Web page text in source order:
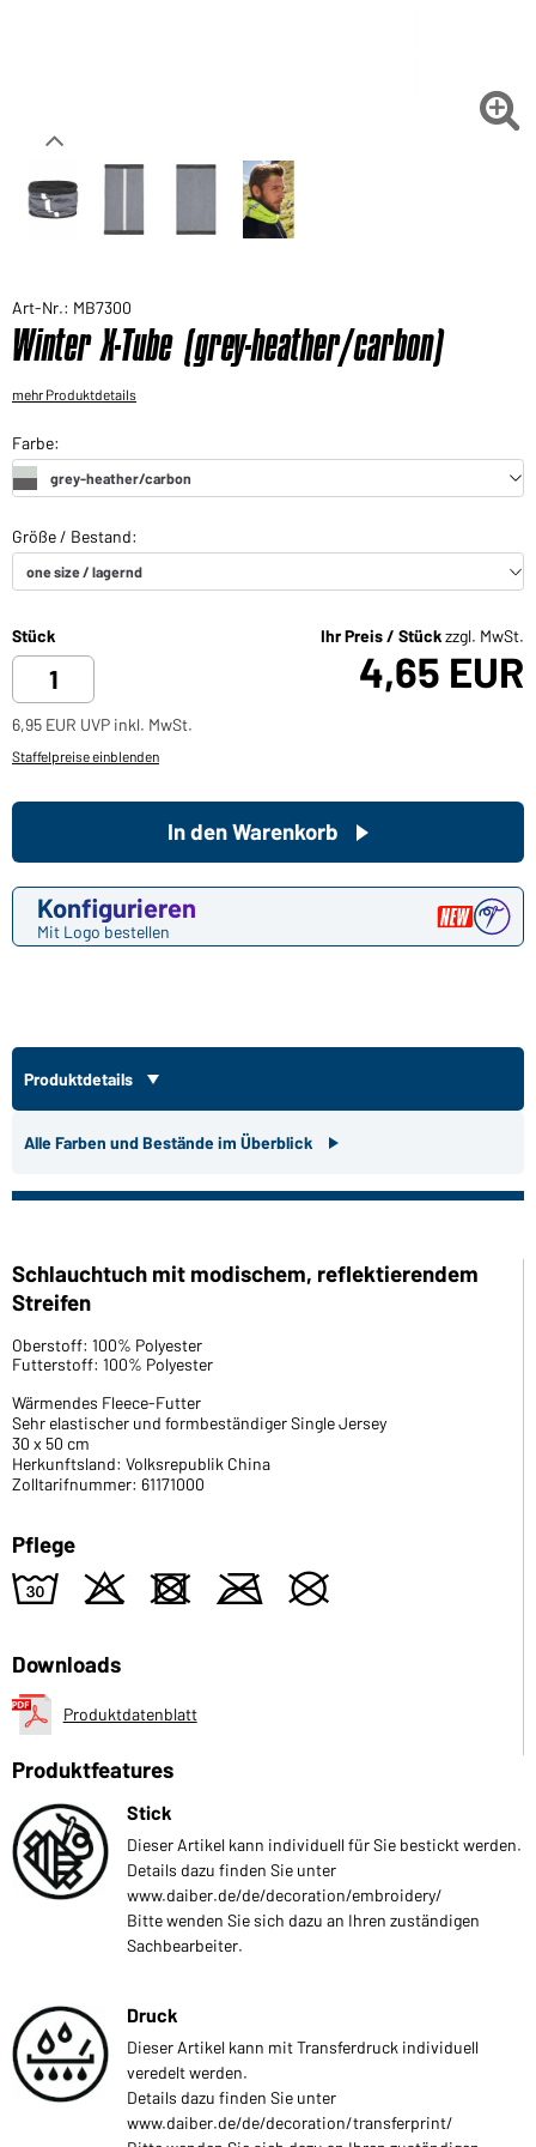

Art-Nr.: MB7300
Winter X-Tube (grey-heather/carbon)
mehr Produktdetails
Stück Ihr Preis / Stückzzgl. MwSt.
4,65 EUR
6,95 EUR UVP inkl. MwSt.
Staffelpreise einblenden
Konfigurieren
Mit Logo bestellen
In den Warenkorb
Produktdetails
Alle Farben und Bestände im Überblick
Schlauchtuch mit modischem, reflektierendem
Streifen
Oberstoff: 100% Polyester
Futterstoff: 100% Polyester
Wärmendes Fleece-Futter
Sehr elastischer und formbeständiger Single Jersey
30 x 50 cm
Herkunftsland: Volksrepublik China
Zolltarifnummer: 61171000
Pflege
w o d m U
Downloads
Produktdatenblatt
Produktfeatures
Stick
Dieser Artikel kann individuell für Sie bestickt werden.
Details dazu finden Sie unter
www.daiber.de/de/decoration/embroidery/
Bitte wenden Sie sich dazu an Ihren zuständigen
Sachbearbeiter.
Druck
Dieser Artikel kann mit Transferdruck individuell
veredelt werden.
Details dazu finden Sie unter
www.daiber.de/de/decoration/transferprint/